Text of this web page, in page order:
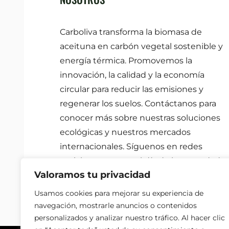
Valoramos tu privacidad
Usamos cookies para mejorar su experiencia de
navegación, mostrarle anuncios o contenidos
personalizados y analizar nuestro tráfico. Al hacer clic
Carboliva transforma la biomasa de
aceituna en carbón vegetal sostenible y
energía térmica. Promovemos la
innovación, la calidad y la economía
circular para reducir las emisiones y
regenerar los suelos. Contáctanos para
conocer más sobre nuestras soluciones
ecológicas y nuestros mercados
internacionales. Síguenos en redes
sociales para estar al día de las novedades
sobre el medio ambiente.